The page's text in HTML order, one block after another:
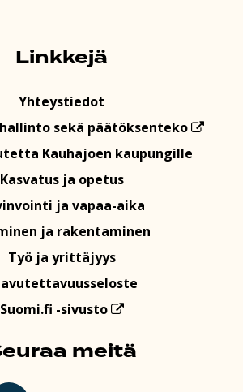
Linkkejä
Yhteystiedot
sekä päätöksenteko
Kauhajoen kaupungille
Kasvatus ja opetus
ja vapaa-aika
ja rakentaminen
Työ ja yrittäjyys
Suomi.fi -sivusto
meitä